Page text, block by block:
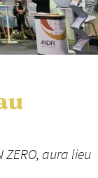
ZERO, aura lieu